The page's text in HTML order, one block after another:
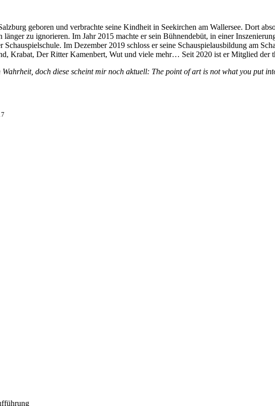
geboren und verbrachte seine Kindheit in Seekirchen am Wallersee. Dort
zu ignorieren. Im Jahr 2015 machte er sein Bühnendebüt, in einer
Im Dezember 2019 schloss er seine Schauspielausbildung am
Krabat, Der Ritter Kamenbert, Wut und viele mehr… Seit 2020 ist er Mitglied der
doch diese scheint mir noch aktuell: The point of art is not what you put